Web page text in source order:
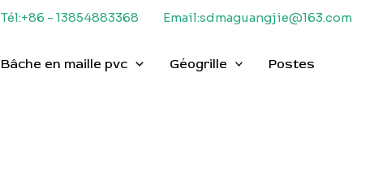
Tél:+86 - 13854883368 Email:sdmaguangjie@163.com
Bâche en maille pvc Géogrille Postes